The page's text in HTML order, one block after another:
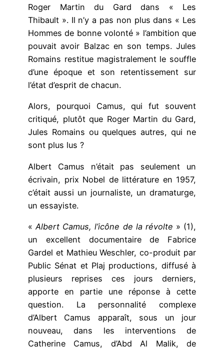
Roger Martin du Gard dans « Les
Thibault ». Il n’y a pas non plus dans « Les
Hommes de bonne volonté » l’ambition que
pouvait avoir Balzac en son temps. Jules
Romains restitue magistralement le souffle
d’une époque et son retentissement sur
l’état d’esprit de chacun.
Alors, pourquoi Camus, qui fut souvent
critiqué, plutôt que Roger Martin du Gard,
Jules Romains ou quelques autres, qui ne
sont plus lus ?
Albert Camus n’était pas seulement un
écrivain, prix Nobel de littérature en 1957,
c’était aussi un journaliste, un dramaturge,
un essayiste.
«Albert Camus, l’icône de la révolte » (1),
un excellent documentaire de Fabrice
Gardel et Mathieu Weschler, co-produit par
Public Sénat et Plaj productions, diffusé à
plusieurs reprises ces jours derniers,
apporte en partie une réponse à cette
question. La personnalité complexe
d’Albert Camus apparaît, sous un jour
nouveau, dans les interventions de
Catherine Camus, d’Abd Al Malik, de